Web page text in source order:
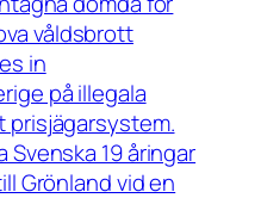
våldsbrott
in
på illegala
prisjägarsystem.
Svenska 19 åringar
Grönland vid en